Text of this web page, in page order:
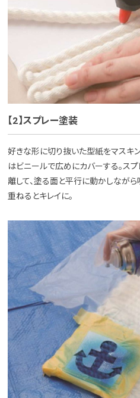
【2】スプレー塗装
好きな形に切り抜いた型紙をマスキ
はビニールで広めにカバーする。ス
離して、塗る面と平行に動かしなが
重ねるとキレイに。